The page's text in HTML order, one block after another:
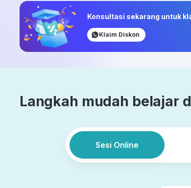
Konsultasi sekarang untuk
Klaim Diskon
Langkah mudah belajar
Sesi Online